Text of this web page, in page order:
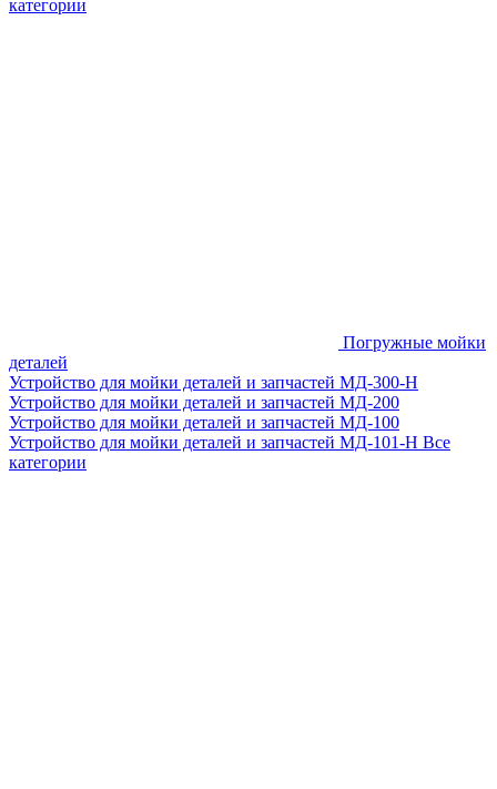
категории
Погружные мойки
деталей
Устройство для мойки деталей и запчастей МД-300-H
Устройство для мойки деталей и запчастей МД-200
Устройство для мойки деталей и запчастей МД-100
Устройство для мойки деталей и запчастей МД-101-Н Все
категории